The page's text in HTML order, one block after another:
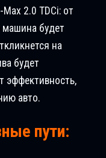
2.0 TDCi: от
машина будет
на
будет
эффективность,
авто.
пути: